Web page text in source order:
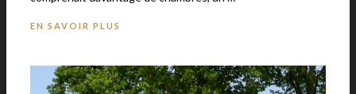
EN SAVOIR PLUS